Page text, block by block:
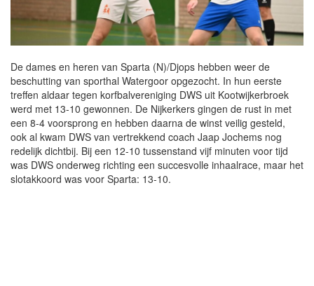
De dames en heren van Sparta (N)/Djops hebben weer de
beschutting van sporthal Watergoor opgezocht. In hun eerste
treffen aldaar tegen korfbalvereniging DWS uit Kootwijkerbroek
werd met 13-10 gewonnen. De Nijkerkers gingen de rust in met
een 8-4 voorsprong en hebben daarna de winst veilig gesteld,
ook al kwam DWS van vertrekkend coach Jaap Jochems nog
redelijk dichtbij. Bij een 12-10 tussenstand vijf minuten voor tijd
was DWS onderweg richting een succesvolle inhaalrace, maar het
slotakkoord was voor Sparta: 13-10.